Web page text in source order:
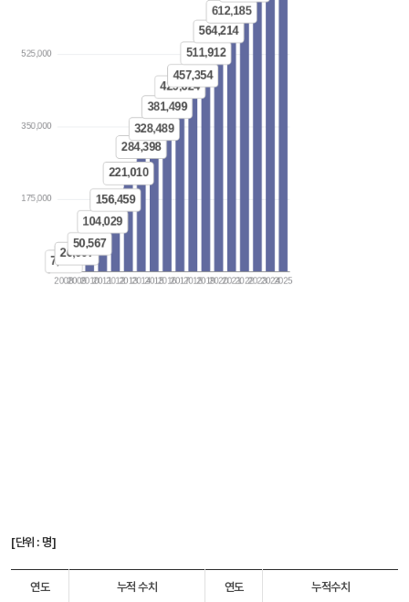
[단위 : 명]
연도 누적 수치 연도 누적수치